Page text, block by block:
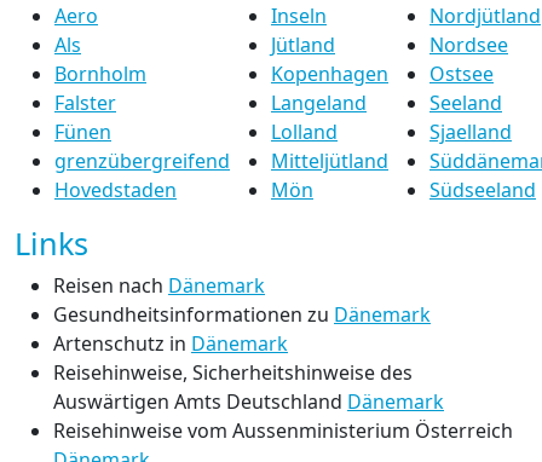
Aero
Als
Bornholm
Falster
Fünen
grenzübergreifend
Hovedstaden
Inseln
Jütland
Kopenhagen
Langeland
Lolland
Mitteljütland
Mön
Nordjütland
Nordsee
Ostsee
Seeland
Sjaelland
Südseeland
Links
Reisen nach Dänemark
Gesundheitsinformationen zu Dänemark
Artenschutz in Dänemark
Reisehinweise, Sicherheitshinweise des
Auswärtigen Amts Deutschland Dänemark
Reisehinweise vom Aussenministerium Österreich